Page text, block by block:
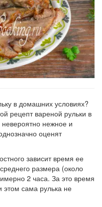
в домашних условиях?
рецепт вареной рульки в
нежное и
оценят
зависит время ее
размера (около
2 часа. За это время
этом сама рулька не